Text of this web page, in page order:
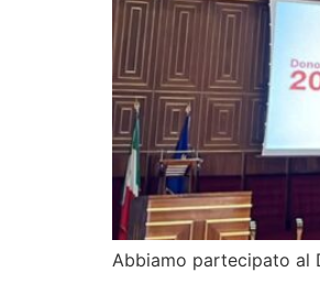
Abbiamo partecipato al